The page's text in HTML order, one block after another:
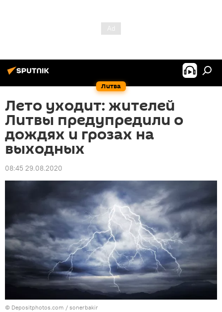
Литва
Лето уходит: жителей
Литвы предупредили о
дождях и грозах на
выходных
08:45 29.08.2020
© Depositphotos.com / sonerbakir